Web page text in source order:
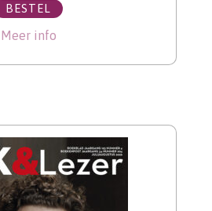
BESTEL
Meer info